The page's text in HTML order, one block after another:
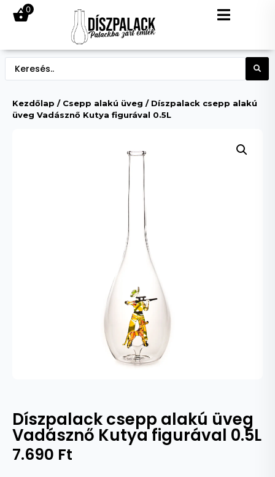
0
Kezdőlap / Csepp alakú üveg / Díszpalack csepp alakú
üveg Vadásznő Kutya figurával 0.5L
Díszpalack csepp alakú üveg
Vadásznő Kutya figurával 0.5L
7.690 Ft